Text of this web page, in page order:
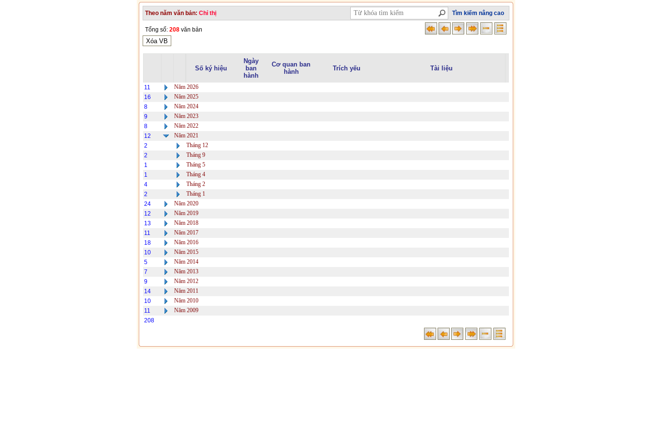
Theo năm văn bản: Chỉ thị Tìm kiếm nâng cao
Tổng số: 208 văn bản
Số ký hiệu
Ngày
ban
hành
Cơ quan ban
hành
Trích yếu Tài liệu
11
Năm 2026
16
Năm 2025
8
Năm 2024
9
Năm 2023
8
Năm 2022
12
Năm 2021
2
Tháng 12
2
Tháng 9
1
Tháng 5
1
Tháng 4
4
Tháng 2
2
Tháng 1
24
Năm 2020
12
Năm 2019
13
Năm 2018
11
Năm 2017
18
Năm 2016
10
Năm 2015
5
Năm 2014
7
Năm 2013
9
Năm 2012
14
Năm 2011
10
Năm 2010
11
Năm 2009
208